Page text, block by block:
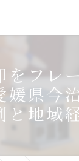
をフレ
媛県今
と地域